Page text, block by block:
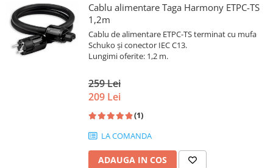
Cablu alimentare Taga Harmony ETPC-TS
1,2m
Cablu de alimentare ETPC-TS terminat cu mufa
Schuko și conector IEC C13.
Lungimi oferite: 1,2 m.
259 Lei
209 Lei
(1)
LA COMANDA
ADAUGA IN COS